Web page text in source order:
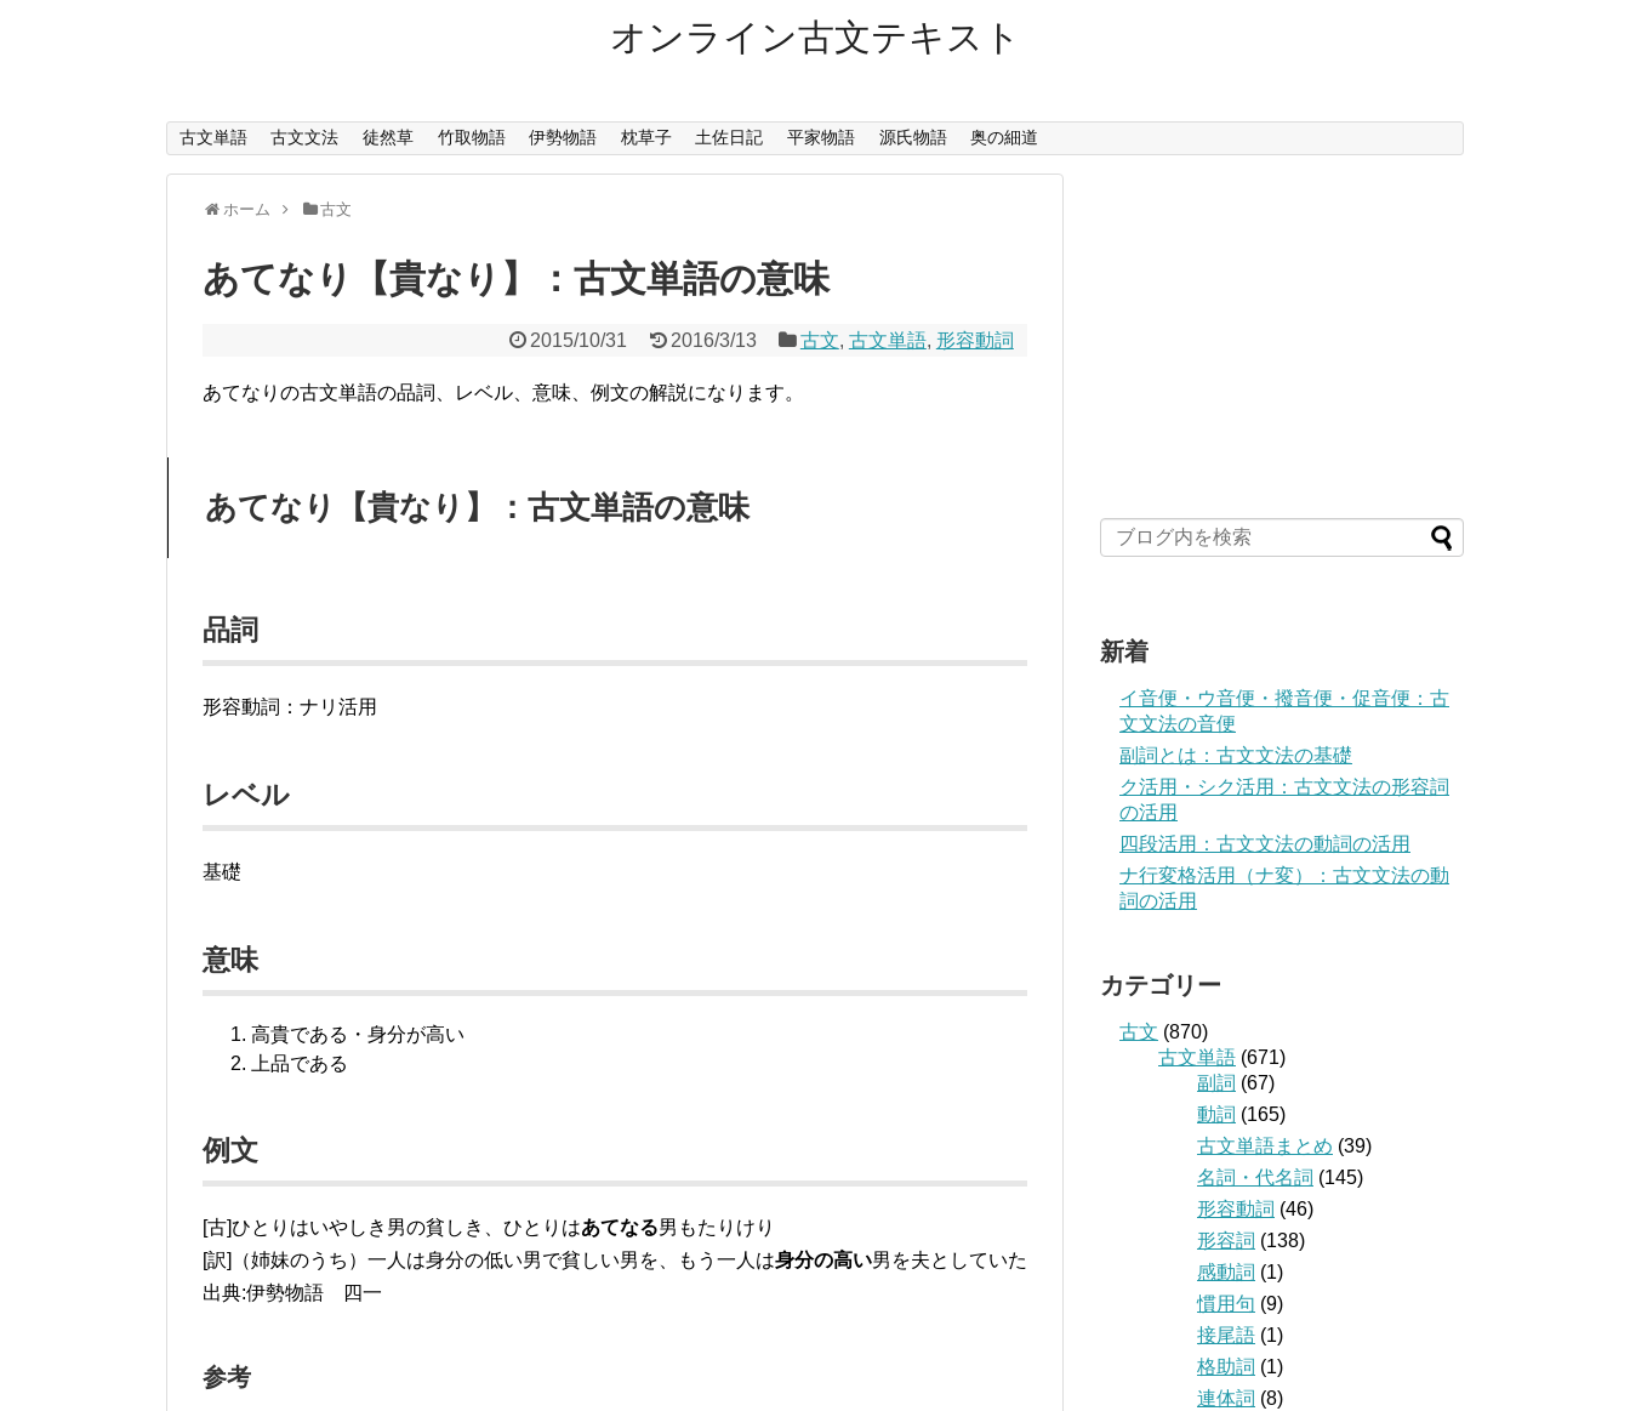
オンライン古文テキスト
古文単語 古文文法 徒然草 竹取物語 伊勢物語 枕草子 土佐日記 平家物語 源氏物語 奥の細道
ホーム 古文
あてなり【貴なり】：古文単語の意味
2015/10/31 2016/3/13 古文, 古文単語, 形容動詞
あてなりの古文単語の品詞、レベル、意味、例文の解説になります。
あてなり【貴なり】：古文単語の意味
品詞
形容動詞：ナリ活用
レベル
基礎
意味
高貴である・身分が高い
上品である
例文
[古]ひとりはいやしき男の貧しき、ひとりはあてなる男もたりけり
[訳]（姉妹のうち）一人は身分の低い男で貧しい男を、もう一人は身分の高い男を夫としていた
出典:伊勢物語 四一
参考
新着
イ音便・ウ音便・撥音便・促音便：古
文文法の音便
副詞とは：古文文法の基礎
ク活用・シク活用：古文文法の形容詞
の活用
四段活用：古文文法の動詞の活用
ナ行変格活用（ナ変）：古文文法の動
詞の活用
カテゴリー
古文 (870)
古文単語 (671)
副詞 (67)
動詞 (165)
古文単語まとめ (39)
名詞・代名詞 (145)
形容動詞 (46)
形容詞 (138)
感動詞 (1)
慣用句 (9)
接尾語 (1)
格助詞 (1)
連体詞 (8)